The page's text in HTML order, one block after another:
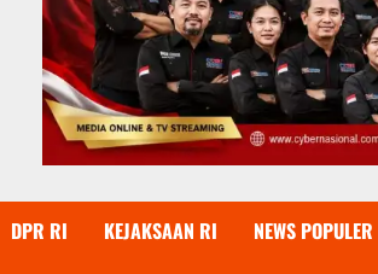
DPR RI KEJAKSAAN RI NEWS POPULER